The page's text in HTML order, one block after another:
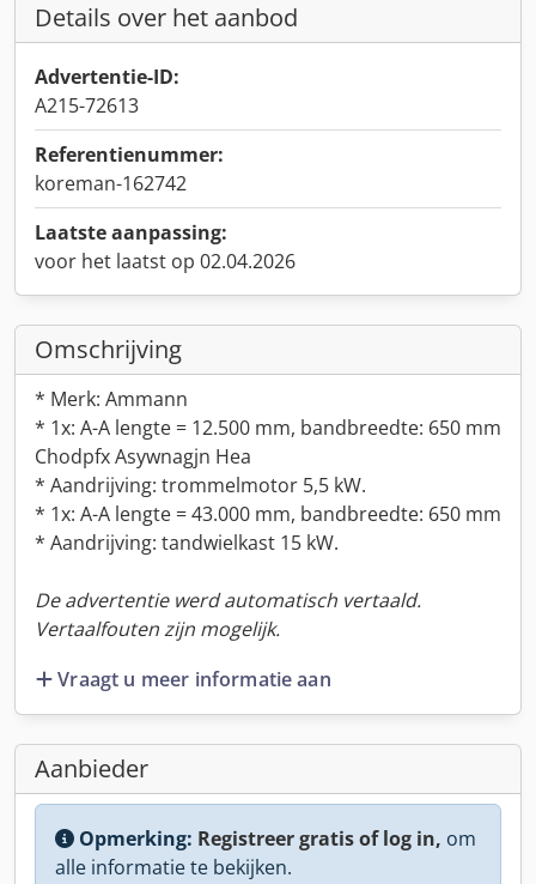
Details over het aanbod
Advertentie-ID:
A215-72613
Referentienummer:
koreman-162742
Laatste aanpassing:
voor het laatst op 02.04.2026
Omschrijving
* Merk: Ammann
* 1x: A-A lengte = 12.500 mm, bandbreedte: 650 mm
Chodpfx Asywnagjn Hea
* Aandrijving: trommelmotor 5,5 kW.
* 1x: A-A lengte = 43.000 mm, bandbreedte: 650 mm
* Aandrijving: tandwielkast 15 kW.
De advertentie werd automatisch vertaald.
Vertaalfouten zijn mogelijk.
Vraagt u meer informatie aan
Aanbieder
Opmerking: Registreer gratis of log in, om
alle informatie te bekijken.